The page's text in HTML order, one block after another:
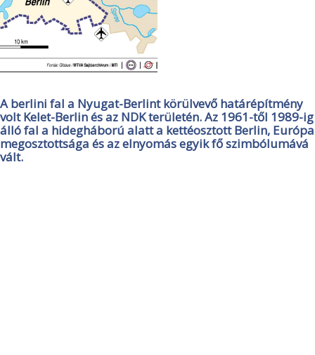
A berlini fal a Nyugat-Berlint körülvevő határépítmény
volt Kelet-Berlin és az NDK területén. Az 1961-től 1989-ig
álló fal a hidegháború alatt a kettéosztott Berlin, Európa
megosztottsága és az elnyomás egyik fő szimbólumává
vált.